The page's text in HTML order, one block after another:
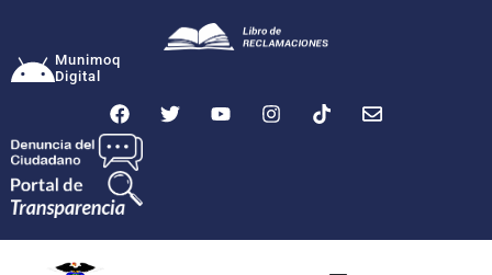
Munimoq
Digital